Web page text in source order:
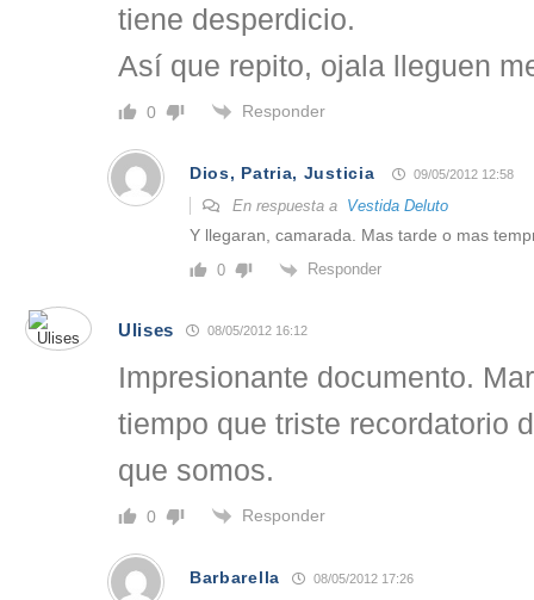
tiene desperdicio.
Así que repito, ojala lleguen
0 Responder
Dios, Patria, Justicia 09/05/2012 12:58
En respuesta a Vestida Deluto
Y llegaran, camarada. Mas tarde o mas
0 Responder
Ulises 08/05/2012 16:12
Impresionante documento.
tiempo que triste recordatorio
que somos.
0 Responder
Barbarella 08/05/2012 17:26